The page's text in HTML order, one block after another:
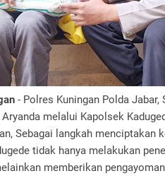
- Polres Kuningan Polda
Aryanda melalui Kapolsek
Sebagai langkah menciptakan
tidak hanya melakukan
memberikan